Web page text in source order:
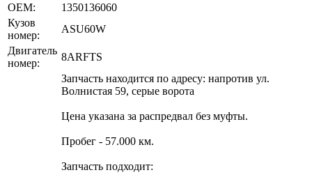
OEM:
1350136060
Кузов
номер:
ASU60W
Двигатель
номер:
8ARFTS
Запчасть находится по адресу: напротив ул.
Волнистая 59, серые ворота
Цена указана за распредвал без муфты.
Пробег - 57.000 км.
Запчасть подходит: